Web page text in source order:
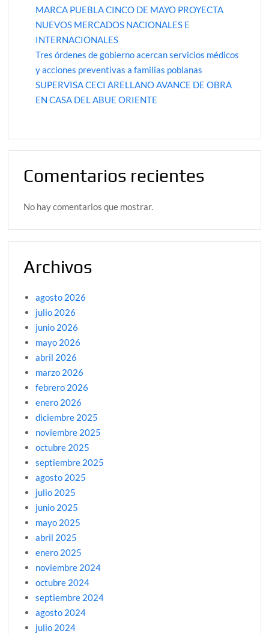
MARCA PUEBLA CINCO DE MAYO PROYECTA
NUEVOS MERCADOS NACIONALES E
INTERNACIONALES
Tres órdenes de gobierno acercan servicios médicos
y acciones preventivas a familias poblanas
SUPERVISA CECI ARELLANO AVANCE DE OBRA
EN CASA DEL ABUE ORIENTE
Comentarios recientes
No hay comentarios que mostrar.
Archivos
agosto 2026
julio 2026
junio 2026
mayo 2026
abril 2026
marzo 2026
febrero 2026
enero 2026
diciembre 2025
noviembre 2025
octubre 2025
septiembre 2025
agosto 2025
julio 2025
junio 2025
mayo 2025
abril 2025
enero 2025
noviembre 2024
octubre 2024
septiembre 2024
agosto 2024
julio 2024